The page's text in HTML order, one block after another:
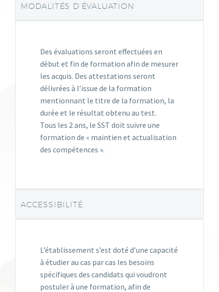
MODALITÉS D’ÉVALUATION
Des évaluations seront effectuées en
début et fin de formation afin de mesurer
les acquis. Des attestations seront
délivrées à l’issue de la formation
mentionnant le titre de la formation, la
durée et le résultat obtenu au test.
Tous les 2 ans, le SST doit suivre une
formation de « maintien et actualisation
des compétences ».
ACCESSIBILITÉ
L’établissement s’est doté d’une capacité
à étudier au cas par cas les besoins
spécifiques des candidats qui voudront
postuler à une formation, afin de